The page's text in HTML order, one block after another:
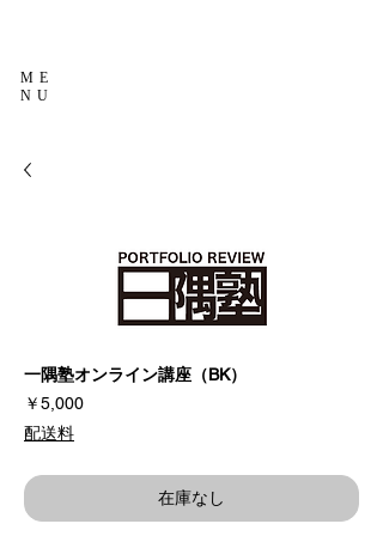
ME
NU
一隅塾オンライン講座（BK）
￥5,000価
配送料
在庫なし